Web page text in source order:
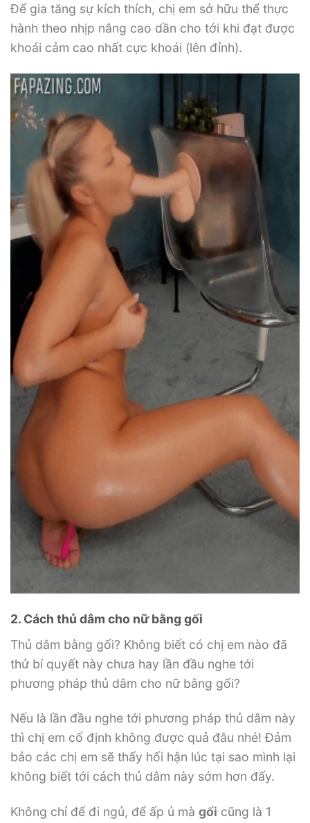
Để gia tăng sự kích thích, chị em sở hữu thể thực
hành theo nhịp nâng cao dần cho tới khi đạt được
khoái cảm cao nhất cực khoái (lên đỉnh).
2. Cách thủ dâm cho nữ bằng gối
Thủ dâm bằng gối? Không biết có chị em nào đã
thử bí quyết này chưa hay lần đầu nghe tới
phương pháp thủ dâm cho nữ bằng gối?
Nếu là lần đầu nghe tới phương pháp thủ dâm này
thì chị em cố định không được quả đâu nhé! Đảm
bảo các chị em sẽ thấy hối hận lúc tại sao mình lại
không biết tới cách thủ dâm này sớm hơn đấy.
Không chỉ để đi ngủ, để ấp ủ mà gối cũng là 1